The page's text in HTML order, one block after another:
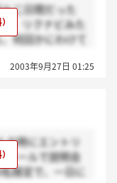
二日間だった
、リクナビみた
何回かにわけて
りますとか書い
2003年9月27日 01:25
の時にエントリ
メールで説明会
限定で、一日に